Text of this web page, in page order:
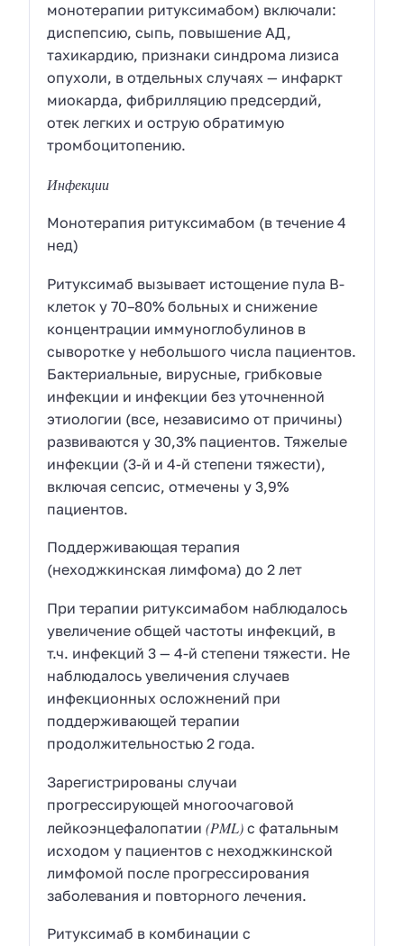
монотерапии ритуксимабом) включали:
диспепсию, сыпь, повышениеАД,
тахикардию, признаки синдрома лизиса
опухоли, в отдельных случаях — инфаркт
миокарда, фибрилляцию предсердий,
отек легких и острую обратимую
тромбоцитопению.
Инфекции
Монотерапия ритуксимабом (в течение 4
нед)
Ритуксимаб вызывает истощение пула В-
клеток у 70–80% больных и снижение
концентрации иммуноглобулинов в
сыворотке у небольшого числа пациентов.
Бактериальные, вирусные, грибковые
инфекции и инфекции без уточненной
этиологии (все, независимо от причины)
развиваются у 30,3% пациентов. Тяжелые
инфекции (3-й и 4-й степени тяжести),
включая сепсис, отмечены у 3,9%
пациентов.
Поддерживающая терапия
(неходжкинская лимфома) до 2 лет
При терапии ритуксимабом наблюдалось
увеличение общей частоты инфекций, в
т.ч. инфекций 3 — 4-й степени тяжести. Не
наблюдалось увеличения случаев
инфекционных осложнений при
поддерживающей терапии
продолжительностью 2 года.
Зарегистрированы случаи
прогрессирующей многоочаговой
лейкоэнцефалопатии(PML) с фатальным
исходом у пациентов с неходжкинской
лимфомой после прогрессирования
заболевания и повторного лечения.
Ритуксимаб в комбинации с